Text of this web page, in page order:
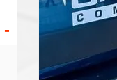
-